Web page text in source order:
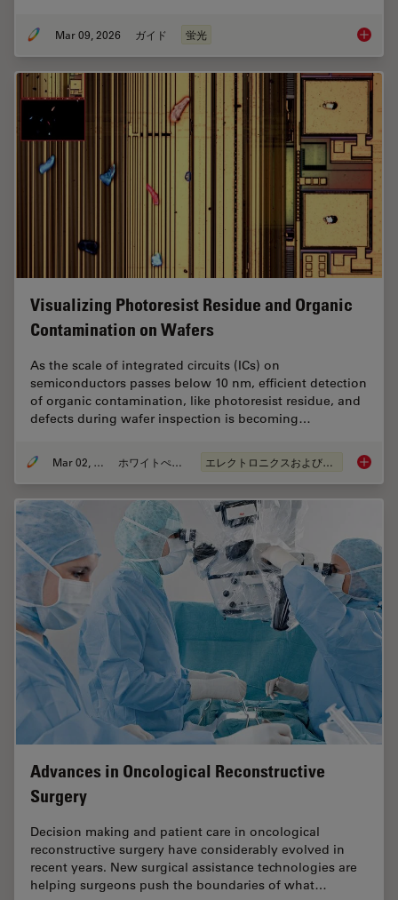
Mar 09, 2026 ガイド 蛍光 A
Visualizing Photoresist Residue and Organic
Contamination on Wafers
As the scale of integrated circuits (ICs) on
semiconductors passes below 10 nm, efficient detection
of organic contamination, like photoresist residue, and
defects during wafer inspection is becoming…
Mar 02, 2026 ホワイトぺーパー エレクトロニクスおよび半導体産業
Advances in Oncological Reconstructive
Surgery
Decision making and patient care in oncological
reconstructive surgery have considerably evolved in
recent years. New surgical assistance technologies are
helping surgeons push the boundaries of what…